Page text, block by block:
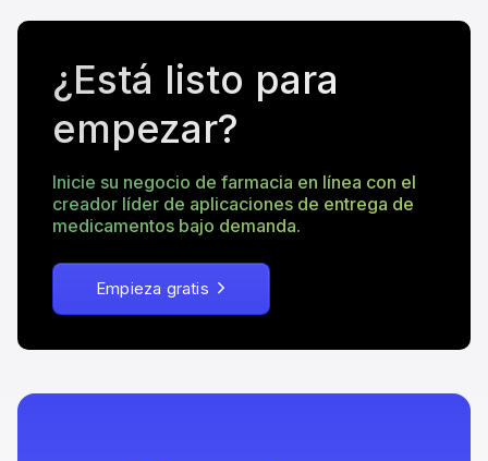
¿Está listo para
empezar?
Inicie su negocio de farmacia en línea con el
creador líder de aplicaciones de entrega de
medicamentos bajo demanda.
Empieza gratis